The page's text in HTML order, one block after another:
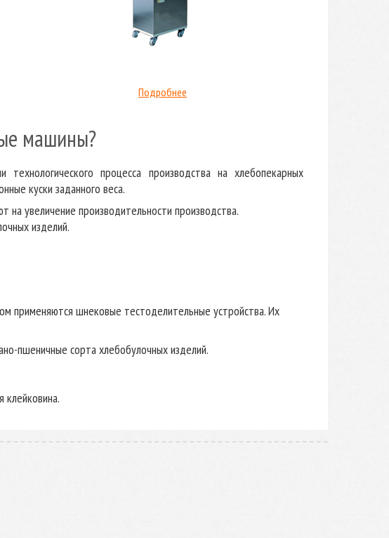
Подробнее
машины?
процесса производства на хлебопекарных
куски заданного веса.
увеличение производительности производства.
изделий.
применяются шнековые тестоделительные устройства. Их
пшеничные сорта хлебобулочных изделий.
клейковина.